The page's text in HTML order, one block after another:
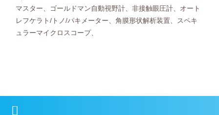
マスター、ゴールドマン自動視野計、非接触眼圧計、オート
レフケラト/トノ/パキメーター、角膜形状解析装置、スペキ
ュラーマイクロスコープ、